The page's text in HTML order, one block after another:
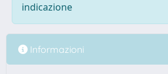
indicazione
Informazioni